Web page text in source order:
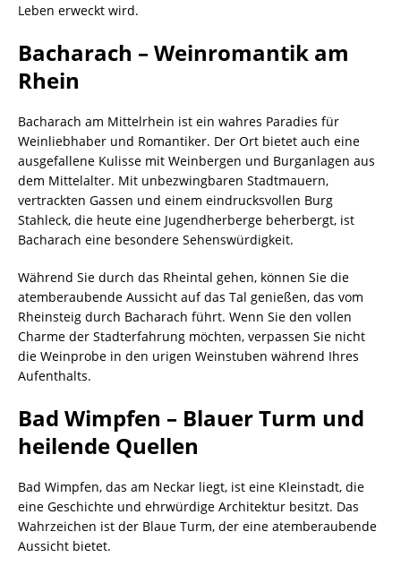
Leben erweckt wird.
Bacharach – Weinromantik am
Rhein
Bacharach am Mittelrhein ist ein wahres Paradies für
Weinliebhaber und Romantiker. Der Ort bietet auch eine
ausgefallene Kulisse mit Weinbergen und Burganlagen aus
dem Mittelalter. Mit unbezwingbaren Stadtmauern,
vertrackten Gassen und einem eindrucksvollen Burg
Stahleck, die heute eine Jugendherberge beherbergt, ist
Bacharach eine besondere Sehenswürdigkeit.
Während Sie durch das Rheintal gehen, können Sie die
atemberaubende Aussicht auf das Tal genießen, das vom
Rheinsteig durch Bacharach führt. Wenn Sie den vollen
Charme der Stadterfahrung möchten, verpassen Sie nicht
die Weinprobe in den urigen Weinstuben während Ihres
Aufenthalts.
Bad Wimpfen – Blauer Turm und
heilende Quellen
Bad Wimpfen, das am Neckar liegt, ist eine Kleinstadt, die
eine Geschichte und ehrwürdige Architektur besitzt. Das
Wahrzeichen ist der Blaue Turm, der eine atemberaubende
Aussicht bietet.